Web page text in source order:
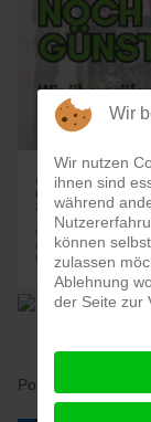
Posted in:
Wir
Wir nutzen
ihnen sind
während
können
zulassen
Ablehnung
der Seite zur